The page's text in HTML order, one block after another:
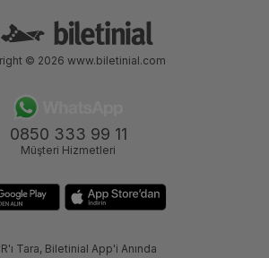
0850 333 99 11
Müşteri Hizmetleri
Tara, Biletinial App'i Anında
© 2026 www.biletinial.com